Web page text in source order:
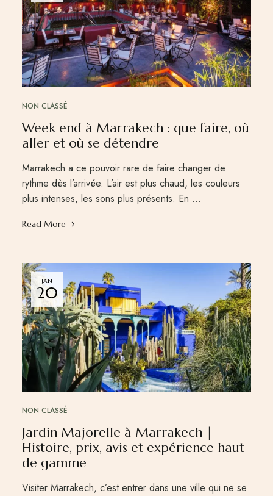
NON CLASSÉ
Week end à Marrakech : que faire, où
aller et où se détendre
Marrakech a ce pouvoir rare de faire changer de
rythme dès l’arrivée. L’air est plus chaud, les couleurs
plus intenses, les sons plus présents. En …
Read More
JAN
20
NON CLASSÉ
Jardin Majorelle à Marrakech |
Histoire, prix, avis et expérience haut
de gamme
Visiter Marrakech, c’est entrer dans une ville qui ne se